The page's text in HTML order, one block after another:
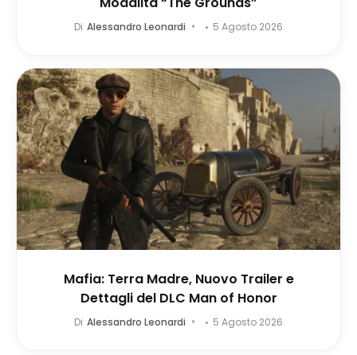
Di Alessandro Leonardi 5 Agosto 2026
Mafia: Terra Madre, Nuovo Trailer e
Dettagli del DLC Man of Honor
Di Alessandro Leonardi 5 Agosto 2026